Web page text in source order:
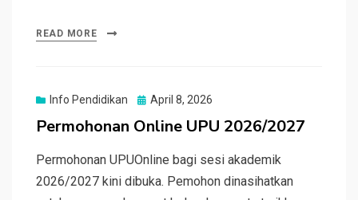
READ MORE
Info Pendidikan
Posted
April 8, 2026
Permohonan Online UPU 2026/2027
Permohonan UPUOnline bagi sesi akademik
2026/2027 kini dibuka. Pemohon dinasihatkan